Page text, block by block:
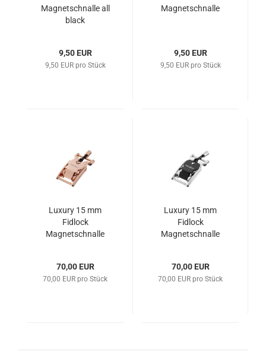
Magnetschnalle all
black
9,50 EUR
9,50 EUR pro Stück
Magnetschnalle
9,50 EUR
9,50 EUR pro Stück
Luxury 15 mm
Fidlock
Magnetschnalle
70,00 EUR
70,00 EUR pro Stück
Luxury 15 mm
Fidlock
Magnetschnalle
70,00 EUR
70,00 EUR pro Stück